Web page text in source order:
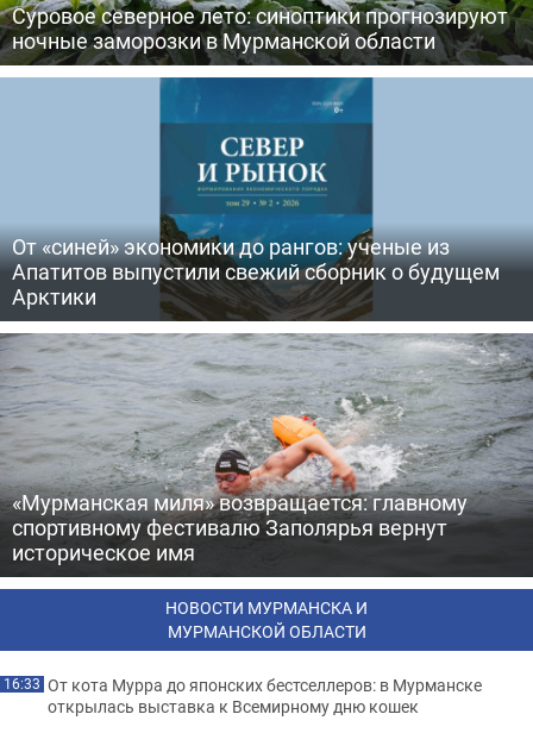
Суровое северное лето: синоптики прогнозируют
ночные заморозки в Мурманской области
От «синей» экономики до рангов: ученые из
Апатитов выпустили свежий сборник о будущем
Арктики
«Мурманская миля» возвращается: главному
спортивному фестивалю Заполярья вернут
историческое имя
НОВОСТИ МУРМАНСКА И
МУРМАНСКОЙ ОБЛАСТИ
16:33 От кота Мурра до японских бестселлеров: в Мурманске
открылась выставка к Всемирному дню кошек